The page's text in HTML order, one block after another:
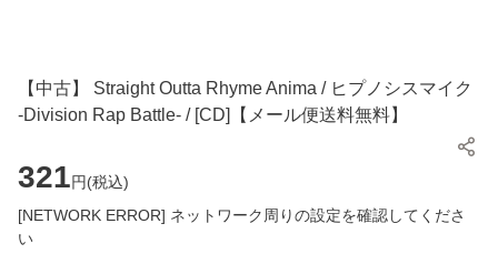
【中古】 Straight Outta Rhyme Anima / ヒプノシスマイク
-Division Rap Battle- / [CD]【メール便送料無料】
321円(税込)
[NETWORK ERROR] ネットワーク周りの設定を確認してくださ
い